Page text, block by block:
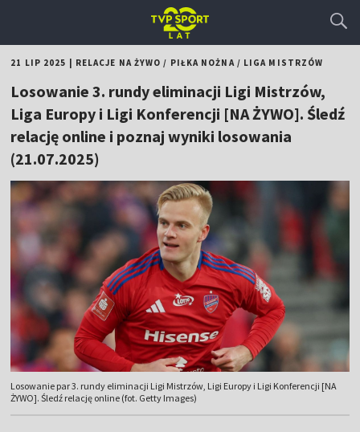
21 LIP 2025 RELACJE NA ŻYWO / PIŁKA NOŻNA/ LIGA MISTRZÓW
Losowanie 3. rundy eliminacji Ligi Mistrzów,
Liga Europy i Ligi Konferencji [NA ŻYWO]. Śledź
relację online i poznaj wyniki losowania
(21.07.2025)
Losowanie par 3. rundy eliminacji Ligi Mistrzów, Ligi Europy i Ligi Konferencji [NA
ŻYWO]. Śledź relację online (fot. Getty Images)